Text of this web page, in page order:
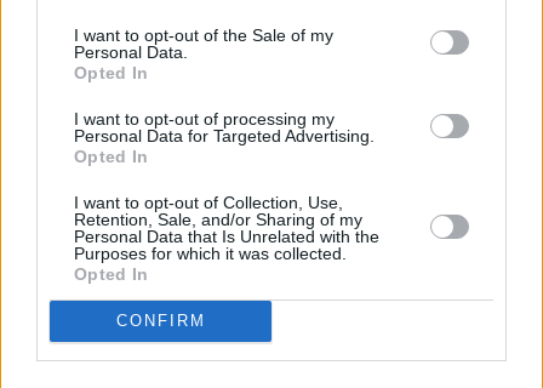
I want to opt-out of the Sale of my
Personal Data.
Opted In
I want to opt-out of processing my
Personal Data for Targeted Advertising.
Opted In
I want to opt-out of Collection, Use,
Retention, Sale, and/or Sharing of my
Personal Data that Is Unrelated with the
Purposes for which it was collected.
Opted In
CONFIRM